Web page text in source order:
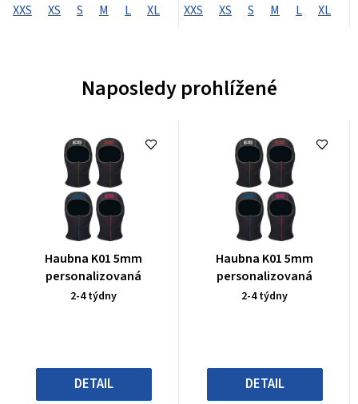
XXS XS S M L XL XXS XS S M L XL
Naposledy prohlížené
Průměrné
hodnocení
produktu
hvězdiček.
Haubna K01 5mm
personalizovaná
2-4 týdny
DETAIL
Průměrné
hodnocení
produktu
hvězdiček.
Haubna K01 5mm
personalizovaná
2-4 týdny
DETAIL